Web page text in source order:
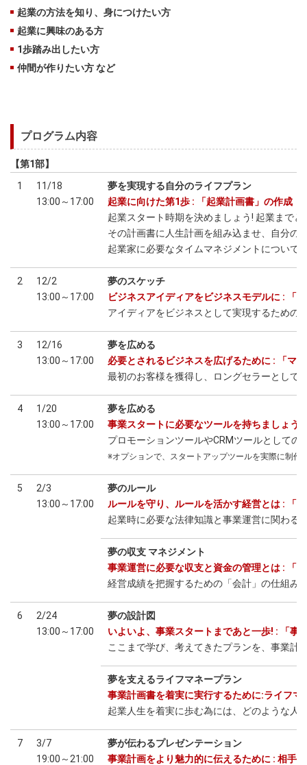
起業の方法を知り、身につけたい方
起業に興味のある方
1歩踏み出したい方
仲間が作りたい方 など
プログラム内容
【第1部】
1
11/18
13:00～17:00
夢を実現する自分のライフプラン
起業に向けた第1歩 : 「起業計画書」の作成
起業スタート時期を決めましょう! 起業まで
その計画書に人生計画を組み込ませ、自分の
起業家に必要なタイムマネジメントについて
2
12/2
13:00～17:00
夢のスケッチ
ビジネスアイディアをビジネスモデルに : 「
アイディアをビジネスとして実現するための
3
12/16
13:00～17:00
夢を広める
必要とされるビジネスを広げるために : 「マ
最初のお客様を獲得し、ロングセラーとして
4
1/20
13:00～17:00
夢を広める
事業スタートに必要なツールを持ちましょう
プロモーションツールやCRMツールとして
※オプションで、スタートアップツールを実際に制作
5
2/3
13:00～17:00
夢のルール
ルールを守り、ルールを活かす経営とは : 「
起業時に必要な法律知識と事業運営に関わる
夢の収支 マネジメント
事業運営に必要な収支と資金の管理とは : 「
経営成績を把握するための「会計」の仕組み
6
2/24
13:00～17:00
夢の設計図
いよいよ、事業スタートまであと一歩! : 「事
ここまで学び、考えてきたプランを、事業計
夢を支えるライフマネープラン
事業計画書を着実に実行するために:ライフマ
起業人生を着実に歩む為には、どのような人
7
3/7
19:00～21:00
夢が伝わるプレゼンテーション
事業計画をより魅力的に伝えるために : 相手